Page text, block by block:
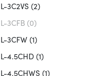
L-3C2VS (2)
L-3CFB (0)
L-3CFW(1)
L-4.5CHD (1)
L-4.5CHWS (1)